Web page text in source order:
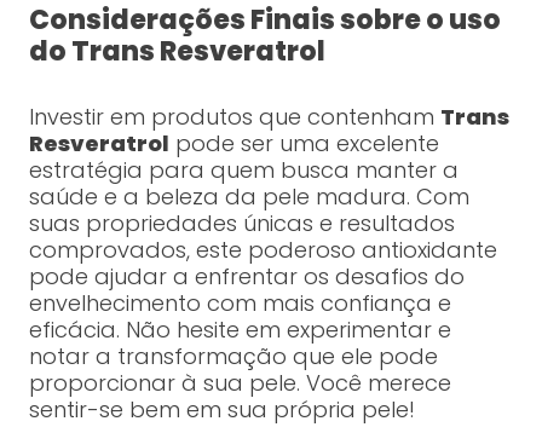
Considerações Finais sobre o uso
do Trans Resveratrol
Investir em produtos que contenham Trans
Resveratrol pode ser uma excelente
estratégia para quem busca manter a
saúde e a beleza da pele madura. Com
suas propriedades únicas e resultados
comprovados, este poderoso antioxidante
pode ajudar a enfrentar os desafios do
envelhecimento com mais confiança e
eficácia. Não hesite em experimentar e
notar a transformação que ele pode
proporcionar à sua pele. Você merece
sentir-se bem em sua própria pele!